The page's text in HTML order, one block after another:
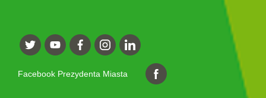
Facebook Prezydenta Miasta